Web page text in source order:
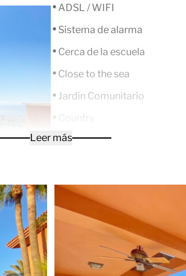
ideal
parte
zonas
y una
con
ADSL / WIFI
Sistema de alarma
Cerca de la escuela
Close to the sea
Jardin Comunitario
Country
Sistema domótico
Chimenea
Cocina totalmente equipada
Vistas al jardín
Vistas al golf
Piso de mármol
Leer más